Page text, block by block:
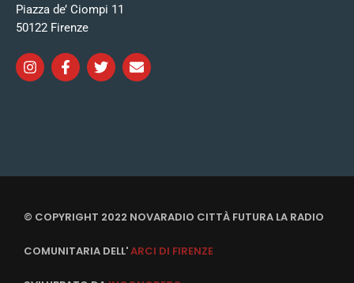
Piazza de’ Ciompi 11
50122 Firenze
© COPYRIGHT 2022 NOVARADIO CITTÀ FUTURA LA RADIO
COMUNITARIA DELL'ARCI DI FIRENZE